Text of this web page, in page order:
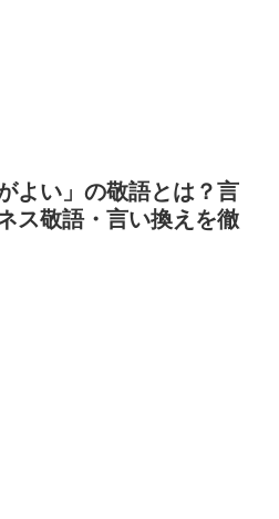
よい」の敬語とは？言
ス敬語・言い換えを徹